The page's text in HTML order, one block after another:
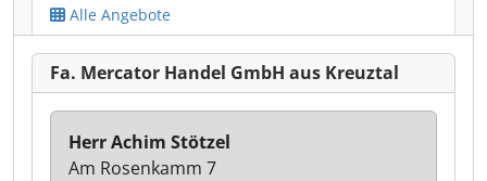
Alle Angebote
Fa. Mercator Handel GmbH aus Kreuztal
Herr Achim Stötzel
Am Rosenkamm 7